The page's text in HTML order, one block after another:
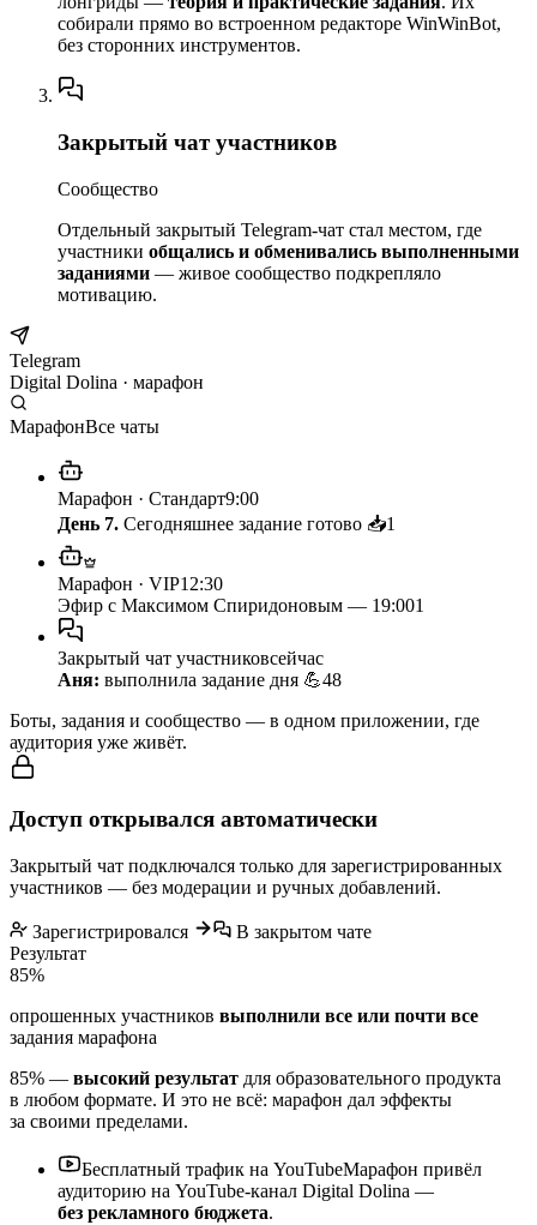
собирали прямо во встроенном редакторе WinWinBot,
без сторонних инструментов.
Закрытый чат участников
Сообщество
Отдельный закрытый Telegram-чат стал местом, где
участники общались и обменивались выполненными
заданиями — живое сообщество подкрепляло
мотивацию.
Telegram
Digital Dolina · марафон
МарафонВсе чаты
Марафон · Стандарт9:00
День 7. Сегодняшнее задание готово 📥1
Марафон · VIP12:30
Эфир с Максимом Спиридоновым — 19:001
Закрытый чат участниковсейчас
Аня: выполнила задание дня 💪48
Боты, задания и сообщество — в одном приложении, где
аудитория уже живёт.
Доступ открывался автоматически
Закрытый чат подключался только для зарегистрированных
участников — без модерации и ручных добавлений.
Зарегистрировался
В закрытом чате
Результат
85%
опрошенных участников выполнили все или почти все
задания марафона
85% — высокий результат для образовательного продукта
в любом формате. И это не всё: марафон дал эффекты
за своими пределами.
Бесплатный трафик на YouTubeМарафон привёл
аудиторию на YouTube-канал Digital Dolina —
без рекламного бюджета.